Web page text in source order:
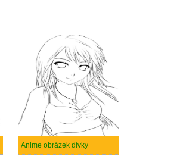
Anime obrázek dívky